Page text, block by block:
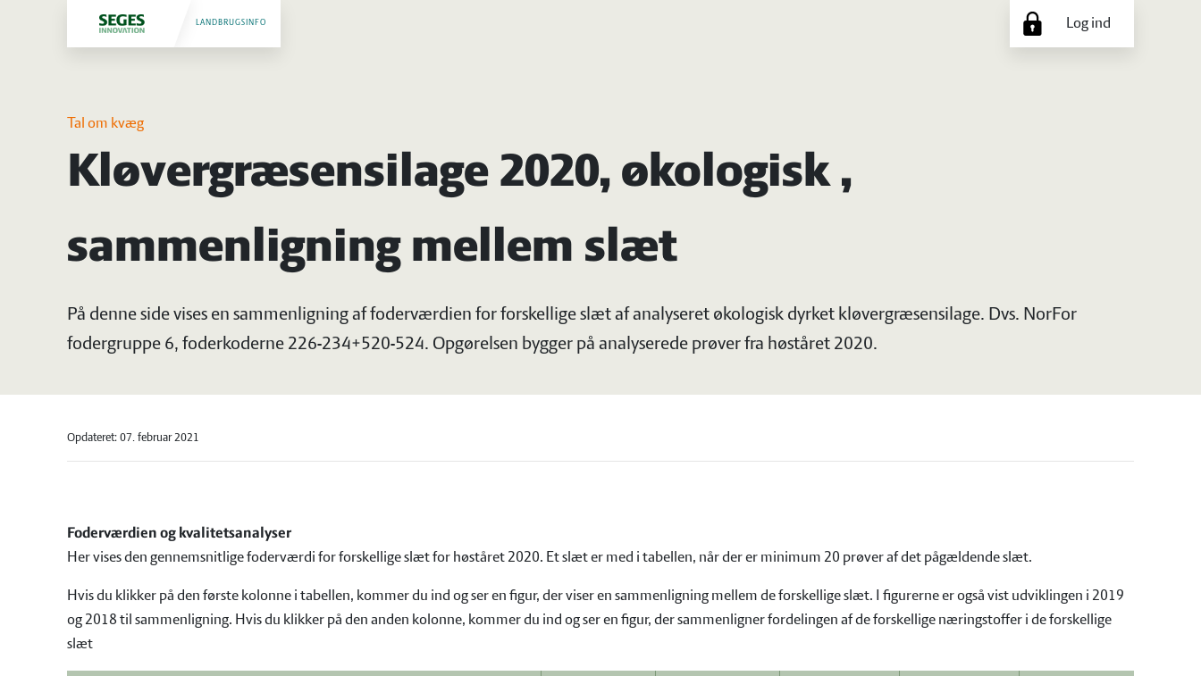
LANDBRUGSINFO Log ind
Tal om kvæg
Kløvergræsensilage 2020, økologisk ,
sammenligning mellem slæt
På denne side vises en sammenligning af foderværdien for forskellige slæt af analyseret økologisk dyrket kløvergræsensilage. Dvs. NorFor
fodergruppe 6, foderkoderne 226-234+520-524. Opgørelsen bygger på analyserede prøver fra høståret 2020.
Opdateret: 07. februar 2021
Foderværdien og kvalitetsanalyser
Her vises den gennemsnitlige foderværdi for forskellige slæt for høståret 2020. Et slæt er med i tabellen, når der er minimum 20 prøver af det pågældende slæt.
Hvis du klikker på den første kolonne i tabellen, kommer du ind og ser en figur, der viser en sammenligning mellem de forskellige slæt. I figurerne er også vist udviklingen i 2019
og 2018 til sammenligning. Hvis du klikker på den anden kolonne, kommer du ind og ser en figur, der sammenligner fordelingen af de forskellige næringstoffer i de forskellige
slæt